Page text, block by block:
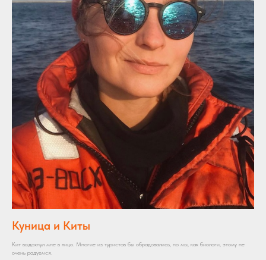
Куница и Киты
Кит выдохнул мне в лицо. Многие из туристов бы обрадовались, но мы, как биологи, этому не
очень радуемся.